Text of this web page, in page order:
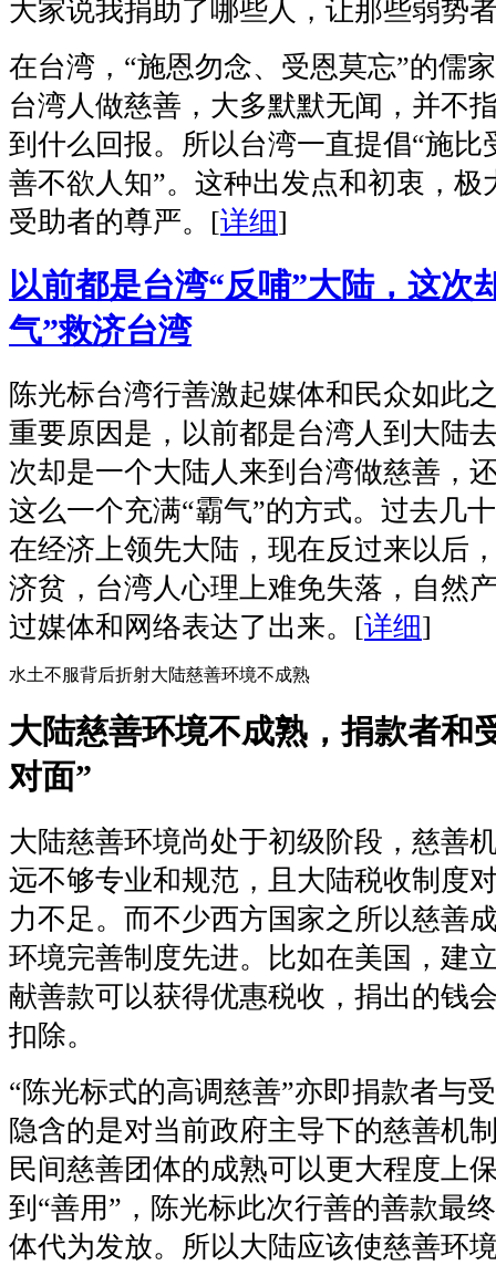
大家说我捐助了哪些人，让那些弱势
在台湾，“施恩勿念、受恩莫忘”的儒
台湾人做慈善，大多默默无闻，并不
到什么回报。所以台湾一直提倡“施比
善不欲人知”。这种出发点和初衷，极
受助者的尊严。 [详细]
以前都是台湾“反哺”大陆，这次
气”救济台湾
陈光标台湾行善激起媒体和民众如此
重要原因是，以前都是台湾人到大陆
次却是一个大陆人来到台湾做慈善，
这么一个充满“霸气”的方式。过去几
在经济上领先大陆，现在反过来以后
济贫，台湾人心理上难免失落，自然
过媒体和网络表达了出来。 [详细]
水土不服背后折射大陆慈善环境不成熟
大陆慈善环境不成熟，捐款者和
对面”
大陆慈善环境尚处于初级阶段，慈善
远不够专业和规范，且大陆税收制度
力不足。而不少西方国家之所以慈善
环境完善制度先进。比如在美国，建
献善款可以获得优惠税收，捐出的钱
扣除。
“陈光标式的高调慈善”亦即捐款者与
隐含的是对当前政府主导下的慈善机
民间慈善团体的成熟可以更大程度上
到“善用”，陈光标此次行善的善款最
体代为发放。所以大陆应该使慈善环